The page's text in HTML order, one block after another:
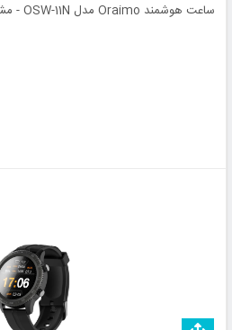
ساعت هوشمند Oraimo مدل OSW-11N - مشکی